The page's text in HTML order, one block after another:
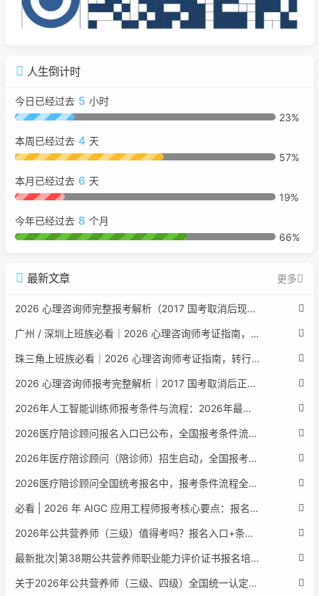
人生倒计时
今日已经过去 5 小时
23%
本周已经过去 4 天
57%
本月已经过去 6 天
19%
今年已经过去 8 个月
66%
最新文章 更多
2026 心理咨询师完整报考解析（2017 国考取消后现行权威体系 + 避坑全指南）
广州 / 深圳上班族必看｜2026 心理咨询师考证指南，转行副业、情绪疏导双收益
珠三角上班族必看｜2026 心理咨询师考证指南，转行副业、情绪疏导双收益
2026 心理咨询师报考完整解析｜2017 国考取消后正规报考标准、流程避坑指南
2026年人工智能训练师报考条件与流程：2026年最新官方要求全面解读
2026医疗陪诊顾问报名入口已公布，全国报考条件流程政策全解析
2026年医疗陪诊顾问（陪诊师）招生启动，全国报考指南附报名官网
2026医疗陪诊顾问全国统考报名中，报考条件流程全攻略附报名入口
必看 | 2026 年 AIGC 应用工程师报考核心要点：报名费用、官网可查、行业认可度、补考规则全盘点
2026年公共营养师（三级）值得考吗？报名入口+条件+证书用途
最新批次|第38期公共营养师职业能力评价证书报名培训通知
关于2026年公共营养师（三级、四级）全国统一认定报名的服务通知